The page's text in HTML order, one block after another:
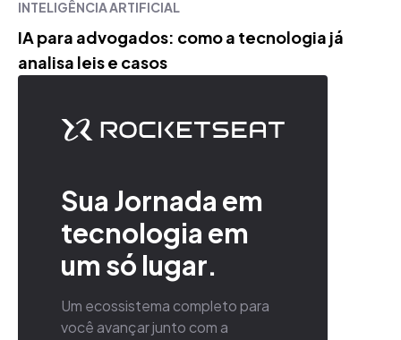
INTELIGÊNCIA ARTIFICIAL
IA para advogados: como a tecnologia já
analisa leis e casos
Sua Jornada em
tecnologia em
um só lugar.
Um ecossistema completo para
você avançar junto com a